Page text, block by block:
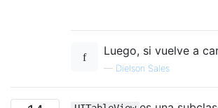
Luego, si vuelve a
— Dielson Sales